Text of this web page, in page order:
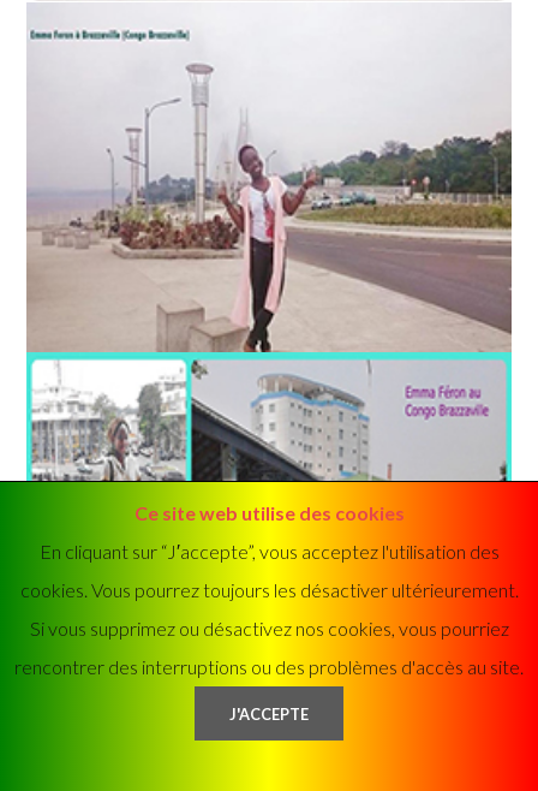
Ce site web utilise des cookies
En cliquant sur “J′accepte”, vous acceptez l'utilisation des
cookies. Vous pourrez toujours les désactiver ultérieurement.
Si vous supprimez ou désactivez nos cookies, vous pourriez
rencontrer des interruptions ou des problèmes d'accès au site.